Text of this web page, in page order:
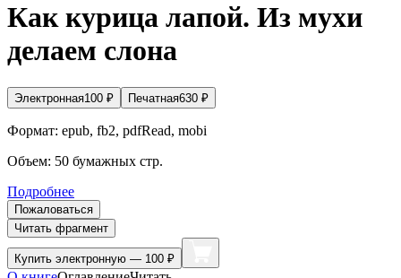
Как курица лапой. Из мухи
делаем слона
Электронная100 ₽ Печатная630 ₽
Формат: epub, fb2, pdfRead, mobi
Объем: 50 бумажных стр.
Подробнее
Пожаловаться
Читать фрагмент
Купить электронную — 100 ₽